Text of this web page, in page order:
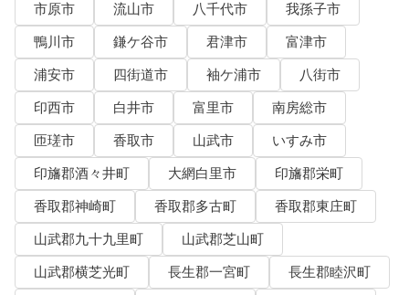
市原市
流山市 八千代市
我孫子市
鴨川市
鎌ケ谷市 君津市
富津市
浦安市
四街道市 袖ケ浦市
八街市
印西市
白井市 富里市
南房総市
匝瑳市
香取市 山武市
いすみ市
印旛郡酒々井町
大網白里市
印旛郡栄町
香取郡神崎町
香取郡多古町
香取郡東庄町
山武郡九十九里町
山武郡芝山町
山武郡横芝光町
長生郡一宮町
長生郡睦沢町